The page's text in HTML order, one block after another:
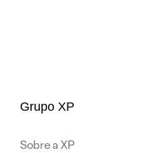
Grupo XP
Sobre a XP